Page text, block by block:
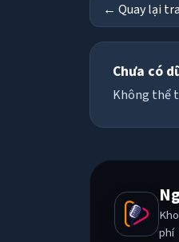
← Quay lại
Chưa có
Không thể
phí